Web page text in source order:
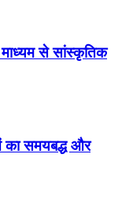
से सांस्कृतिक
का समयबद्ध और